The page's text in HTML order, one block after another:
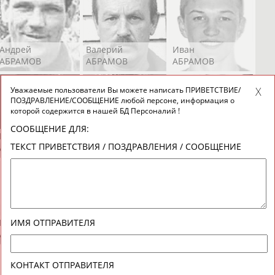
Андрей
АБРАМОВ
Валерий
АБРАМОВ
Иван
АБРАМОВ
Екатерина
АБРАМОВА
Ирина
АБРАМОВА
АБРАМОВА
Иракли
АБРАМЯН
Осеп
АБРАМЯН
АБРАРОВ
Уважаемые пользователи Вы можете написать ПРИВЕТСТВИЕ/
ПОЗДРАВЛЕНИЕ/СООБЩЕНИЕ любой персоне, информация о
которой содержится в нашей БД Персоналий !
СООБЩЕНИЕ ДЛЯ:
ТЕКСТ ПРИВЕТСТВИЯ / ПОЗДРАВЛЕНИЯ / СООБЩЕНИЕ
ИМЯ ОТПРАВИТЕЛЯ
КОНТАКТ ОТПРАВИТЕЛЯ